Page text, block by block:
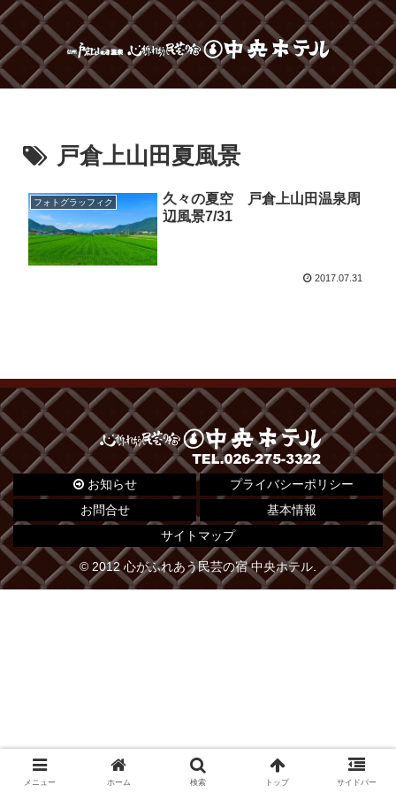
戸倉上山田夏風景
フォトグラッフィク
久々の夏空 戸倉上山田温泉周
辺風景7/31
2017.07.31
お知らせ
プライバシーポリシー
お問合せ
基本情報
サイトマップ
© 2012 心がふれあう民芸の宿 中央ホテル.
メニュー ホーム 検索 トップ サイドバー